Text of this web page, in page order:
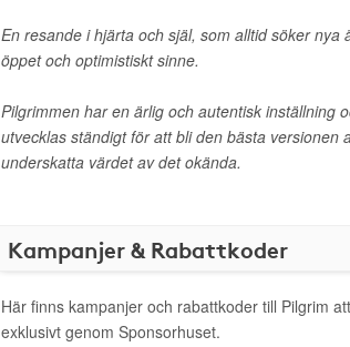
En resande i hjärta och själ, som alltid söker nya
öppet och optimistiskt sinne.
Pilgrimmen har en ärlig och autentisk inställning
utvecklas ständigt för att bli den bästa versionen
underskatta värdet av det okända.
Kampanjer & Rabattkoder
Här finns kampanjer och rabattkoder till Pilgrim
exklusivt genom Sponsorhuset.